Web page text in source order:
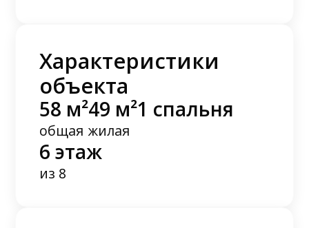
Характеристики
объекта
58 м²
общая
49 м²
жилая
1 спальня
6 этаж
из 8